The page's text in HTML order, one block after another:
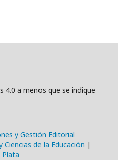
4.0 a menos que se indique
y Gestión Editorial
de la Educación |
Plata